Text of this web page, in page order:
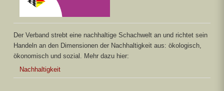
Der Verband strebt eine nachhaltige Schachwelt an und richtet sein
Handeln an den Dimensionen der Nachhaltigkeit aus: ökologisch,
ökonomisch und sozial. Mehr dazu hier:
Nachhaltigkeit